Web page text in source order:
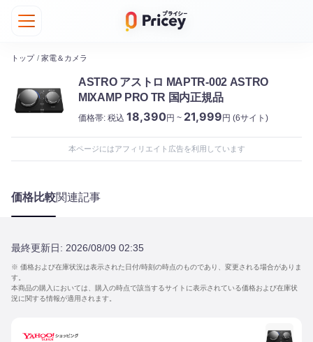
トップ / 家電＆カメラ
ASTRO アストロ MAPTR-002 ASTRO
MIXAMP PRO TR 国内正規品
価格帯: 税込 18,390円 ~ 21,999円 (6サイト)
本ページにはアフィリエイト広告を利用しています
価格比較関連記事
最終更新日: 2026/08/09 02:35
※ 価格および在庫状況は表示された日付/時刻の時点のものであり、変更される場合がありま
す。
本商品の購入においては、購入の時点で該当するサイトに表示されている価格および在庫状
況に関する情報が適用されます。